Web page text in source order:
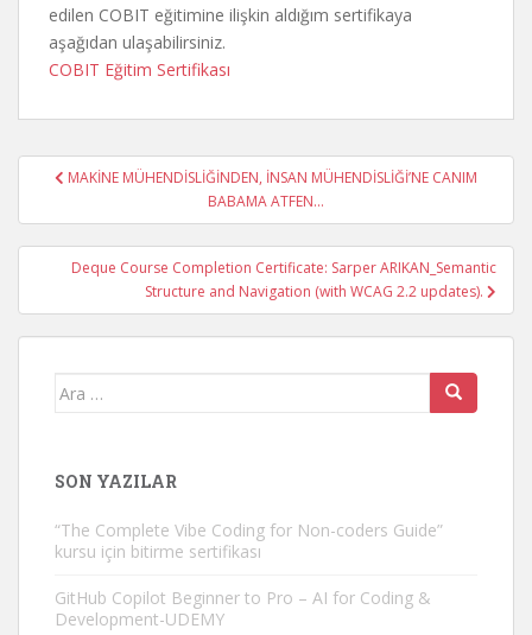
edilen COBIT eğitimine ilişkin aldığım sertifikaya
aşağıdan ulaşabilirsiniz.
COBIT Eğitim Sertifikası
YazıMAKİNE MÜHENDİSLİĞİNDEN, İNSAN MÜHENDİSLİĞİ’NE CANIM
BABAMA ATFEN…
Deque Course Completion Certificate: Sarper ARIKAN_Semantic
Structure and Navigation (with WCAG 2.2 updates).
Arama
SON YAZILAR
“The Complete Vibe Coding for Non-coders Guide”
kursu için bitirme sertifikası
GitHub Copilot Beginner to Pro – AI for Coding &
Development-UDEMY